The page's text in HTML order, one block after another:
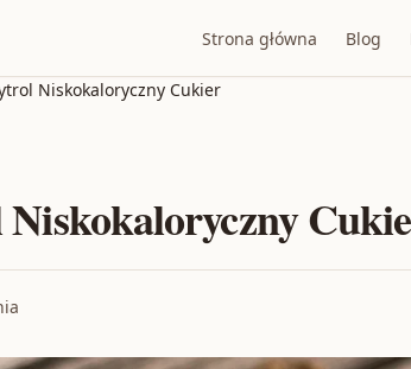
Strona główna Blog
Niskokaloryczny Cukier